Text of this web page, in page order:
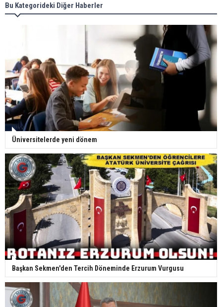
Bu Kategorideki Diğer Haberler
Üniversitelerde yeni dönem
Başkan Sekmen'den Tercih Döneminde Erzurum Vurgusu